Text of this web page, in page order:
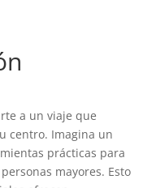
a un viaje que
centro. Imagina un
prácticas para
mayores. Esto